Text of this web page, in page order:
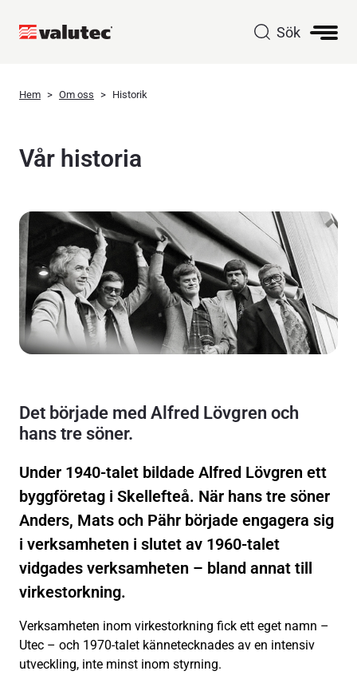
Sök
Hem Om oss Historik
Vår historia
Det började med Alfred Lövgren och
hans tre söner.
Under 1940-talet bildade Alfred Lövgren ett
byggföretag i Skellefteå. När hans tre söner
Anders, Mats och Pähr började engagera sig
i verksamheten i slutet av 1960-talet
vidgades verksamheten – bland annat till
virkestorkning.
Verksamheten inom virkestorkning fick ett eget namn –
Utec – och 1970-talet kännetecknades av en intensiv
utveckling, inte minst inom styrning.